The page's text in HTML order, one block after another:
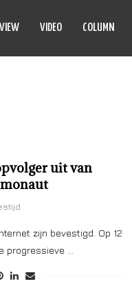
VIDEO COLUMN
uit van
zijn bevestigd. Op 12
progressieve …